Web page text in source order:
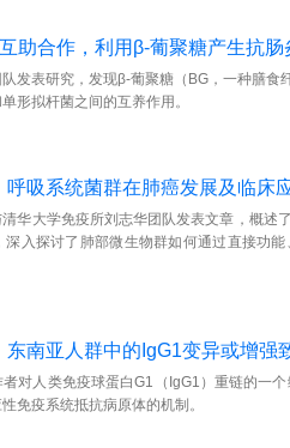
助合作，利用β-葡聚糖产生抗肠
发表研究，发现β-葡聚糖（BG，一种膳食
形拟杆菌之间的互养作用。
吸系统菌群在肺癌发展及临床
华大学免疫所刘志华团队发表文章，概述
深入探讨了肺部微生物群如何通过直接功
南亚人群中的IgG1变异或增强
对人类免疫球蛋白G1（IgG1）重链的一
免疫系统抵抗病原体的机制。